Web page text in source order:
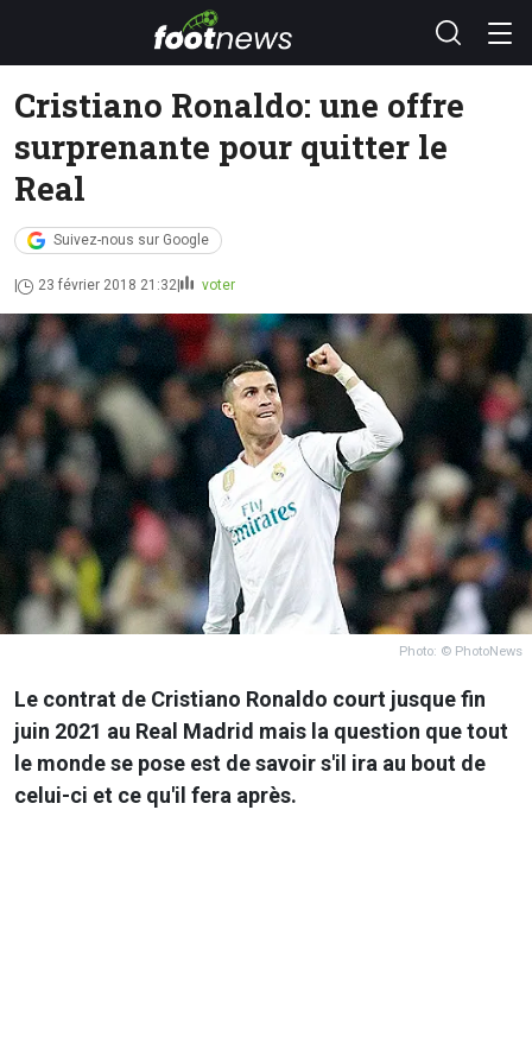
Cristiano Ronaldo: une offre
surprenante pour quitter le
Real
Suivez-nous sur Google
23 février 2018 21:32 voter
Photo: © PhotoNews
Le contrat de Cristiano Ronaldo court jusque fin
juin 2021 au Real Madrid mais la question que tout
le monde se pose est de savoir s'il ira au bout de
celui-ci et ce qu'il fera après.